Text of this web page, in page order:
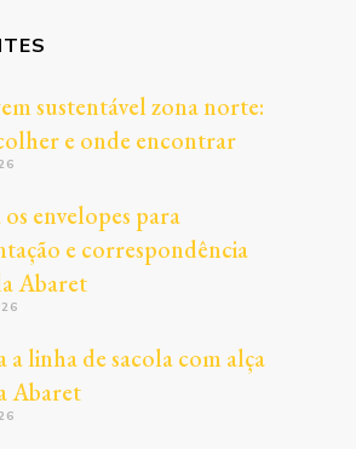
sustentável zona norte:
e onde encontrar
envelopes para
e correspondência
Abaret
a linha de sacola com alça
Abaret